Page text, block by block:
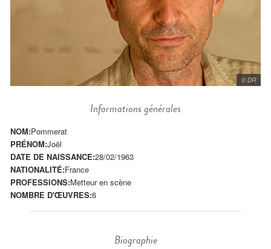
© DR
Informations générales
NOM:Pommerat
PRÉNOM:Joël
DATE DE NAISSANCE:28/02/1963
NATIONALITÉ:France
PROFESSIONS:Metteur en scène
NOMBRE D'ŒUVRES:6
Biographie